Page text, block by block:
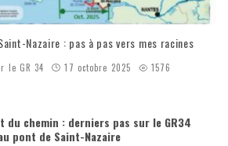
Nazaire : pas à pas vers mes racines
le GR 34 17 octobre 2025 1576
du chemin : derniers pas sur le GR34
pont de Saint-Nazaire